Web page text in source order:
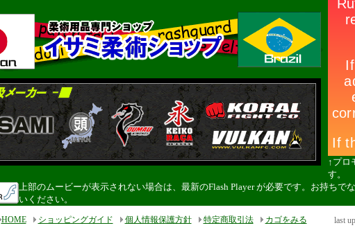
↑プロ
す。
上部のムービーが表示されない場合は、最新のFlash Player が必要です。お持ちで
いください。
HOME ショッピングガイド 個人情報保護方針 特定商取引法 カゴをみる last